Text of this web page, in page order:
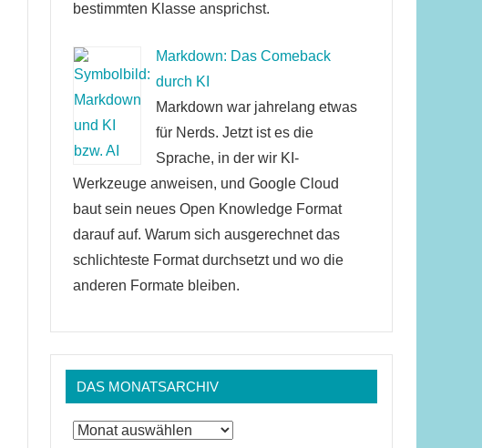
bestimmten Klasse ansprichst.
Markdown: Das Comeback
durch KI
Markdown war jahrelang etwas
für Nerds. Jetzt ist es die
Sprache, in der wir KI-
Werkzeuge anweisen, und Google Cloud
baut sein neues Open Knowledge Format
darauf auf. Warum sich ausgerechnet das
schlichteste Format durchsetzt und wo die
anderen Formate bleiben.
DAS MONATSARCHIV
Das